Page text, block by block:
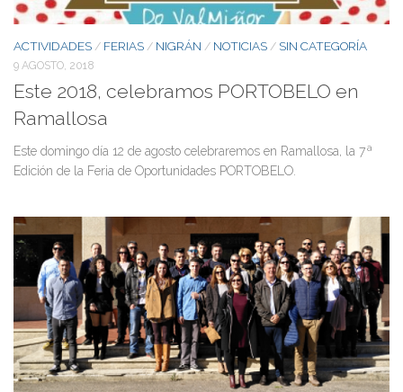
ACTIVIDADES / FERIAS / NIGRÁN / NOTICIAS / SIN CATEGORÍA
9 AGOSTO, 2018
Este 2018, celebramos PORTOBELO en
Ramallosa
Este domingo día 12 de agosto celebraremos en Ramallosa, la 7ª
Edición de la Feria de Oportunidades PORTOBELO.